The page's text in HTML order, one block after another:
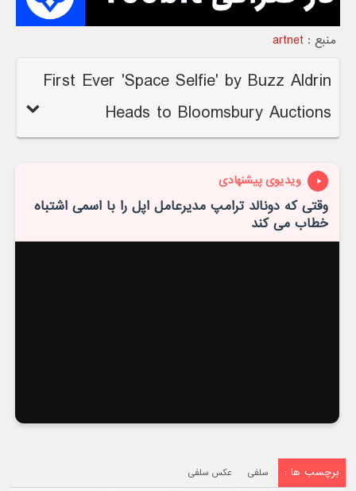
منبع : artnet
First Ever 'Space Selfie' by Buzz Aldrin
Heads to Bloomsbury Auctions
ویدیوی پیشنهادی
وقتی که دونالد ترامپ مدیرعامل اپل را با اسمی اشتباه
خطاب می کند
برچسب ها : سلفی‌ عکس سلفی‌